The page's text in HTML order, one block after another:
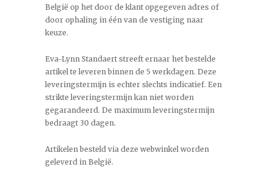
België op het door de klant opgegeven adres of
door ophaling in één van de vestiging naar
keuze.
Eva-Lynn Standaert streeft ernaar het bestelde
artikel te leveren binnen de 5 werkdagen. Deze
leveringstermijn is echter slechts indicatief. Een
strikte leveringstermijn kan niet worden
gegarandeerd. De maximum leveringstermijn
bedraagt 30 dagen.
Artikelen besteld via deze webwinkel worden
geleverd in België.